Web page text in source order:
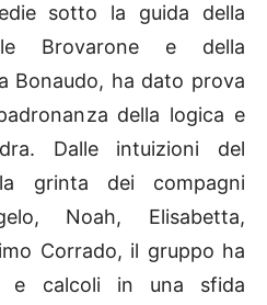
sotto la guida della
Brovarone e della
Bonaudo, ha dato prova
della logica e
Dalle intuizioni del
grinta dei compagni
Noah, Elisabetta,
Corrado, il gruppo ha
e calcoli in una sfida